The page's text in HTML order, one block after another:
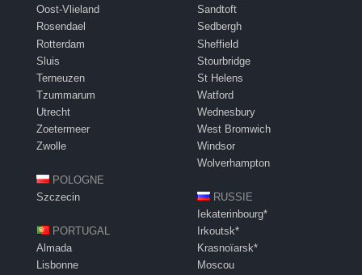
Oost-Vlieland
Rosendael
Rotterdam
Sluis
Terneuzen
Tzummarum
Utrecht
Zoetermeer
Zwolle
POLOGNE
Szczecin
PORTUGAL
Almada
Lisbonne
Sandtoft
Sedbergh
Sheffield
Stourbridge
St Helens
Watford
Wednesbury
West Bromwich
Windsor
Wolverhampton
RUSSIE
Iekaterinbourg*
Irkoutsk*
Krasnoïarsk*
Moscou